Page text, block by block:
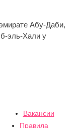
Абу-Даби,
эль-Хали у
Вакансии
Правила